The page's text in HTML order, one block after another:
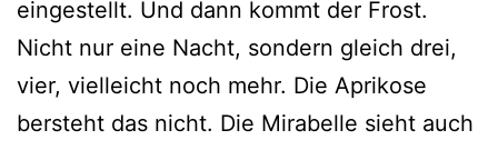
eingestellt. Und dann kommt der Frost.
Nicht nur eine Nacht, sondern gleich drei,
vier, vielleicht noch mehr. Die Aprikose
bersteht das nicht. Die Mirabelle sieht auch